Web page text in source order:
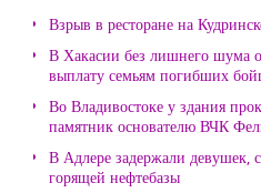
Взрыв в ресторане на
В Хакасии без лишнего шума
выплату семьям погибших
Во Владивостоке у здания
памятник основателю ВЧК
В Адлере задержали девушек,
горящей нефтебазы